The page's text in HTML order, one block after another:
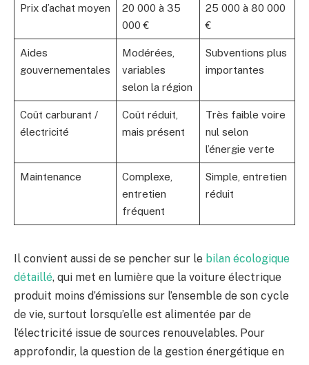
Prix d’achat moyen
20 000 à 35
000 €
25 000 à 80 000
€
Aides
gouvernementales
Modérées,
variables
selon la région
Subventions plus
importantes
Coût carburant /
électricité
Coût réduit,
mais présent
Très faible voire
nul selon
l’énergie verte
Maintenance
Complexe,
entretien
fréquent
Simple, entretien
réduit
Il convient aussi de se pencher sur le bilan écologique
détaillé, qui met en lumière que la voiture électrique
produit moins d’émissions sur l’ensemble de son cycle
de vie, surtout lorsqu’elle est alimentée par de
l’électricité issue de sources renouvelables. Pour
approfondir, la question de la gestion énergétique en